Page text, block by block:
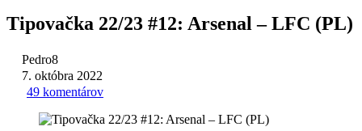
Tipovačka 22/23 #12: Arsenal – LFC (PL)
Pedro8
7. októbra 2022
49 komentárov